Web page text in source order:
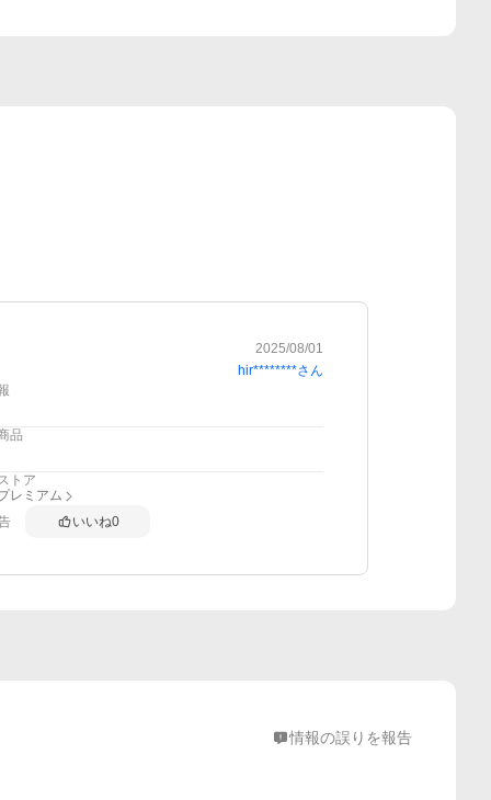
2025/08/01
hir********さん
品
トア
レミアム
いいね0
情報の誤りを報告